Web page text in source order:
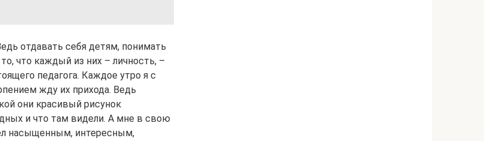
отдавать себя детям, понимать
что каждый из них – личность, –
педагога. Каждое утро я с
жду их прихода. Ведь
они красивый рисунок
и что там видели. А мне в свою
насыщенным, интересным,